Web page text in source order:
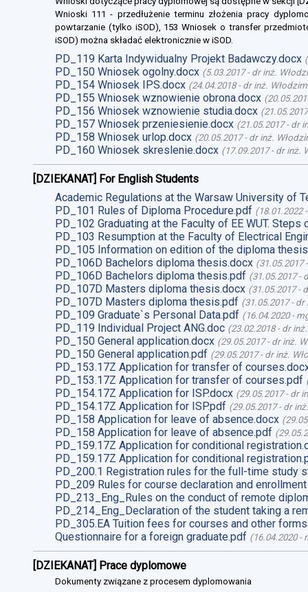
Wnioski 111 - przedłużenie terminu złożenia pracy
powtarzanie (tylko iSOD), 153 Wniosek o transfer
iSOD) można składać elektronicznie w iSOD.
PD_119 Karta Indywidualny Projekt Badawczy.docx (
PD_150 Wniosek ogolny.docx (5.03.2017- dr inż.
PD_154 Wniosek IPS.docx (24.04.2018- dr inż.
PD_155 Wniosek wznowienie obrona.docx (
PD_156 Wniosek wznowienie studia.docx (21.05.2017
PD_157 Wniosek przeniesienie.docx (21.05.2017- dr
PD_158 Wniosek urlop.docx (20.05.2017- dr inż.
PD_160 Wniosek skreslenie.docx (17.09.2017- dr inż.
[DZIEKANAT] For English Students
Academic Regulations at the Warsaw University of
PD_101 Rules of Diploma Procedure.pdf (18.01.2022
PD_102 Graduating at the Faculty of EE WUT.
PD_103 Resumption at the Faculty of Electrical
PD_105 Information on edition of the diploma
PD_106D Bachelors diploma thesis.docx (31.05.2017
PD_106D Bachelors diploma thesis.pdf (31.05.2017-
PD_107D Masters diploma thesis.docx (31.05.2017-
PD_107D Masters diploma thesis.pdf (31.05.2017- dr
PD_109 Graduate`s Personal Data.pdf (16.04.2020-
PD_119 Individual Project ANG.doc (23.02.2018- dr
PD_150 General application.docx (29.05.2017- dr inż.
PD_150 General application.pdf (29.05.2017- dr inż.
PD_153.17Z Application for transfer of
PD_153.17Z Application for transfer of courses.pdf
PD_154.17Z Application for ISP.docx (29.05.2017- dr
PD_154.17Z Application for ISP.pdf (29.05.2017- dr
PD_158 Application for leave of absence.docx (
PD_158 Application for leave of absence.pdf (
PD_159.17Z Application for conditional
PD_159.17Z Application for conditional
PD_200.1 Registration rules for the full-time study
PD_209 Rules for course declaration and
PD_213_Eng_Rules on the conduct of remote
PD_214_Eng_Declaration of the student taking a
PD_305.EA Tuition fees for courses and other
Questionnaire for a foreign graduate.pdf (16.04.2020-
[DZIEKANAT] Prace dyplomowe
Dokumenty związane z procesem dyplomowania